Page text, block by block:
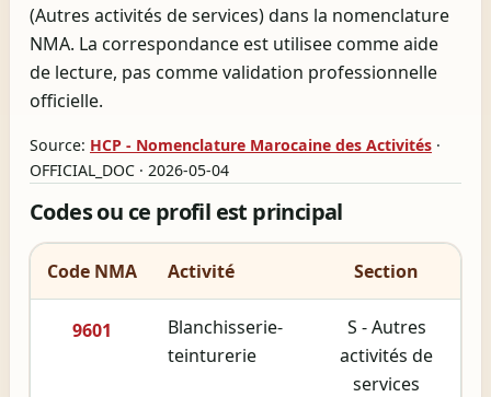
(Autres activités de services) dans la nomenclature
NMA. La correspondance est utilisee comme aide
de lecture, pas comme validation professionnelle
officielle.
Source: HCP - Nomenclature Marocaine des Activités ·
OFFICIAL_DOC · 2026-05-04
Codes ou ce profil est principal
Code NMA Activité Section
9601
Blanchisserie-
teinturerie
S - Autres
activités de
services